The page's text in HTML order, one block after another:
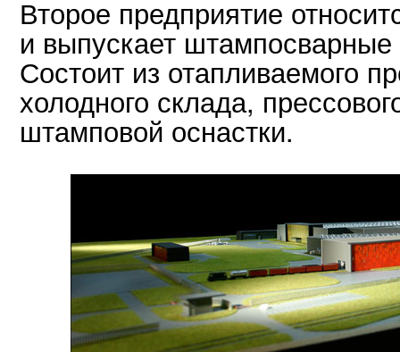
Второе предприятие
и выпускает
Состоит из отапливаемого
холодного склада,
штамповой оснастки.